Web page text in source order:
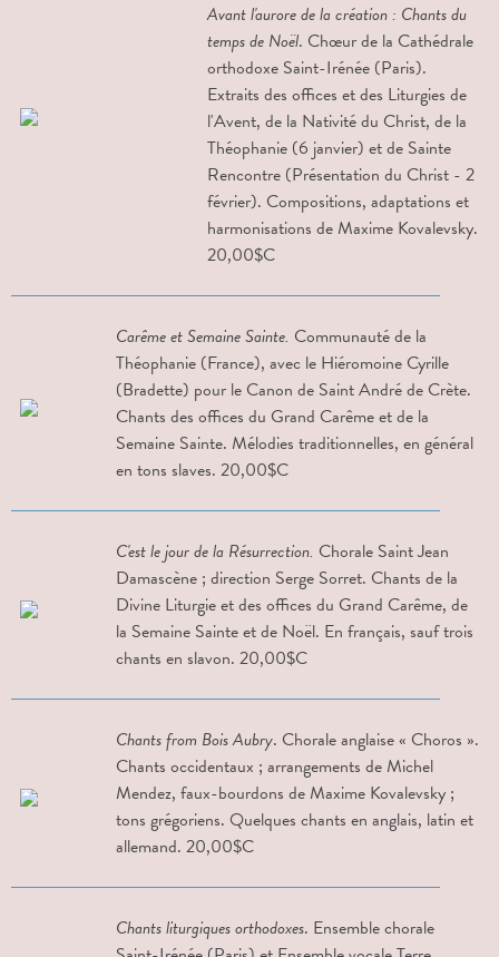
Avant l'aurore de la création : Chants du
temps de Noël. Chœur de la Cathédrale
orthodoxe Saint-Irénée (Paris).
Extraits des offices et des Liturgies de
l'Avent, de la Nativité du Christ, de la
Théophanie (6 janvier) et de Sainte
Rencontre (Présentation du Christ - 2
février). Compositions, adaptations et
harmonisations de Maxime Kovalevsky.
20,00$C
Carême et Semaine Sainte. Communauté de la
Théophanie (France), avec le Hiéromoine Cyrille
(Bradette) pour le Canon de Saint André de Crète.
Chants des offices du Grand Carême et de la
Semaine Sainte. Mélodies traditionnelles, en général
en tons slaves. 20,00$C
C'est le jour de la Résurrection. Chorale Saint Jean
Damascène ; direction Serge Sorret. Chants de la
Divine Liturgie et des offices du Grand Carême, de
la Semaine Sainte et de Noël. En français, sauf trois
chants en slavon. 20,00$C
Chants from Bois Aubry. Chorale anglaise « Choros ».
Chants occidentaux ; arrangements de Michel
Mendez, faux-bourdons de Maxime Kovalevsky ;
tons grégoriens. Quelques chants en anglais, latin et
allemand. 20,00$C
Chants liturgiques orthodoxes. Ensemble chorale